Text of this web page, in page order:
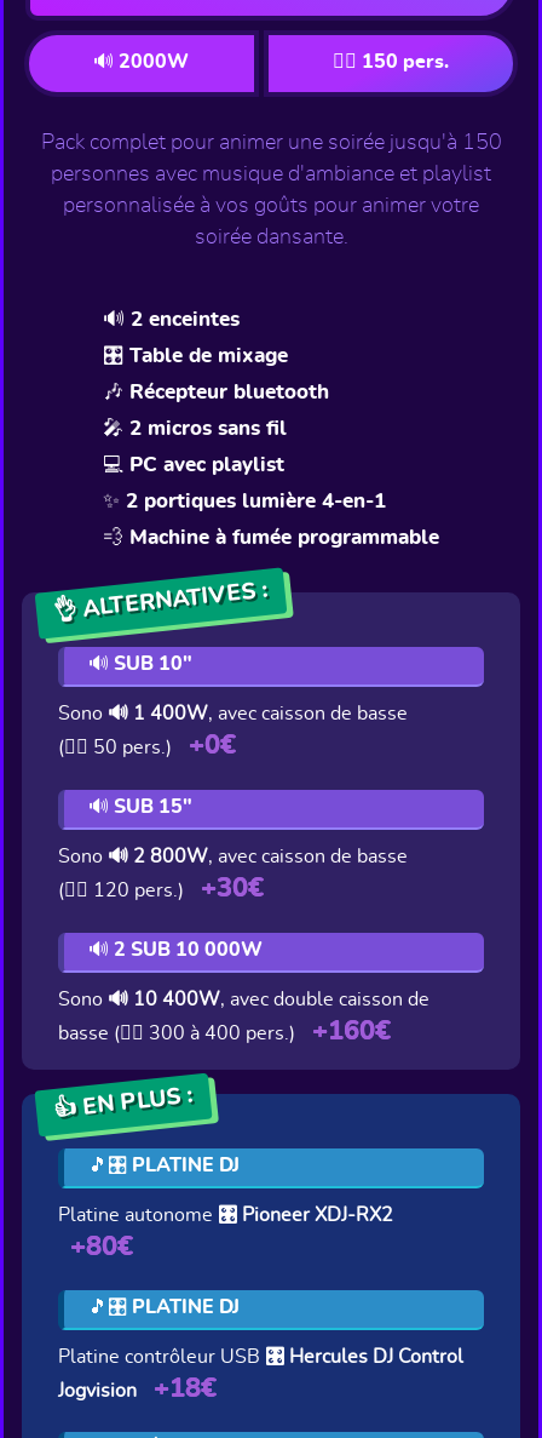
🔊 2000W 👯‍♂️ 150 pers.
Pack complet pour animer une soirée jusqu'à 150
personnes avec musique d'ambiance et playlist
personnalisée à vos goûts pour animer votre
soirée dansante.
🔊 2 enceintes
🎛️ Table de mixage
🎶 Récepteur bluetooth
🎤 2 micros sans fil
💻 PC avec playlist
✨ 2 portiques lumière 4-en-1
💨 Machine à fumée programmable
👌 ALTERNATIVES :
🔊 SUB 10"
Sono 🔊 1 400W, avec caisson de basse
(👯‍♂️ 50 pers.)
+0€
🔊 SUB 15"
Sono 🔊 2 800W, avec caisson de basse
(👯‍♂️ 120 pers.)
+30€
🔊 2 SUB 10 000W
Sono 🔊 10 400W, avec double caisson de
basse (👯‍♂️ 300 à 400 pers.)
+160€
👍 EN PLUS :
🎵🎛️ PLATINE DJ
Platine autonome 🎛️ Pioneer XDJ-RX2
+80€
🎵🎛️ PLATINE DJ
Platine contrôleur USB 🎛️ Hercules DJ Control
Jogvision
+18€